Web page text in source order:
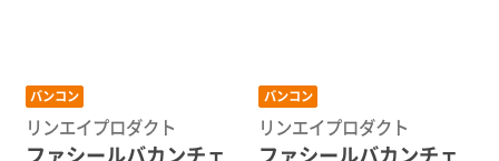
バンコン
リンエイプロダクト
ファシールバカンチェ
バンコン
リンエイプロダクト
ファシールバカンチェ